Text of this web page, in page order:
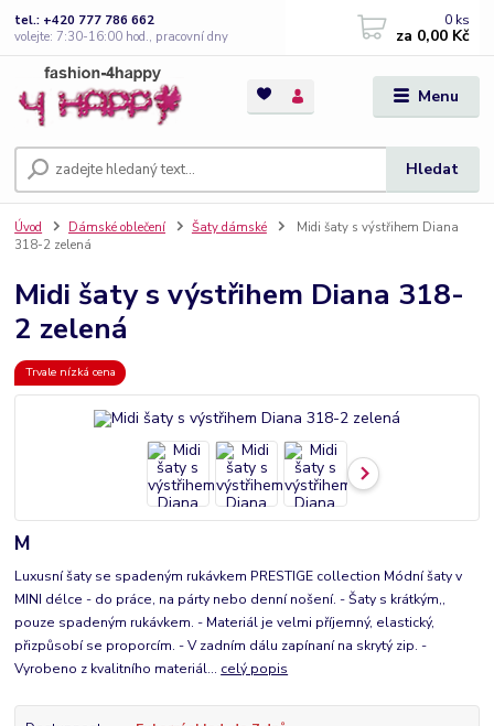
Menu
Hledat
tel.: +420 777 786 662
volejte: 7:30-16:00 hod., pracovní dny
0 ks
za 0,00 Kč
Úvod Dámské oblečení Šaty dámské
Midi šaty s výstřihem Diana
318-2 zelená
Midi šaty s výstřihem Diana 318-
2 zelená
Trvale nízká cena
M
Luxusní šaty se spadeným rukávkem PRESTIGE collection Módní šaty v
MINI délce - do práce, na párty nebo denní nošení. - Šaty s krátkým,,
pouze spadeným rukávkem. - Materiál je velmi příjemný, elastický,
přizpůsobí se proporcím. - V zadním dálu zapínaní na skrytý zip. -
Vyrobeno z kvalitního materiál... celý popis